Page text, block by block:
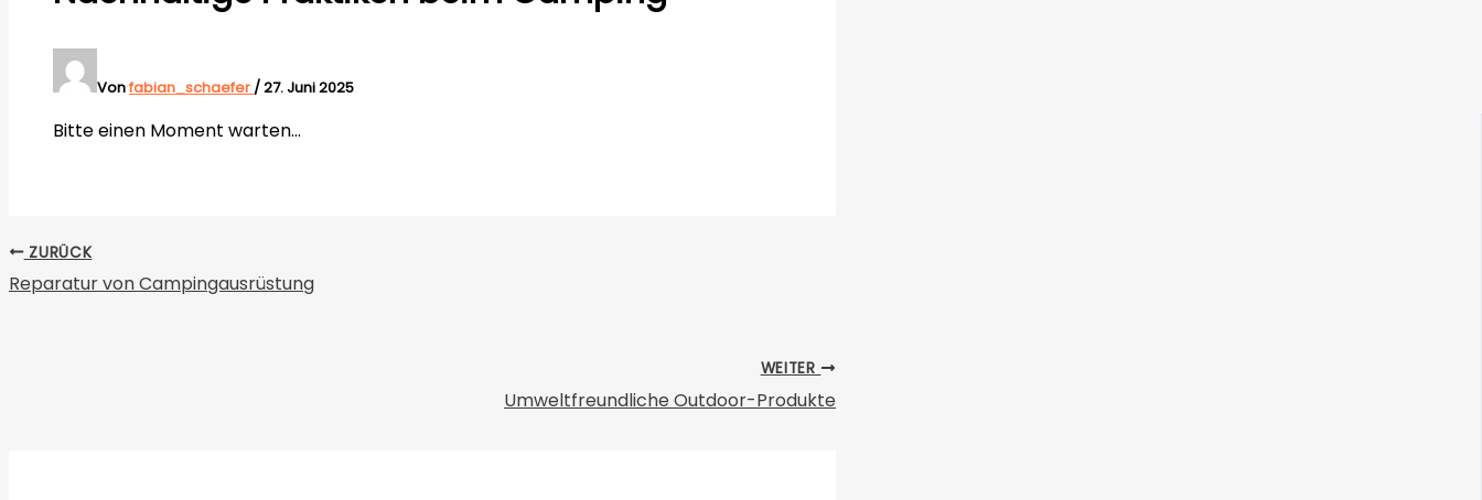
Vonfabian_schaefer /27. Juni 2025
Bitte einen Moment warten…
ZURÜCK
Reparatur von Campingausrüstung
WEITER
Umweltfreundliche Outdoor-Produkte